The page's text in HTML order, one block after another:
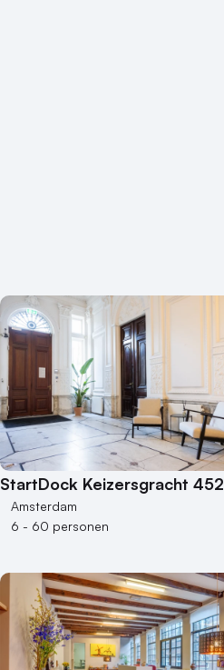
StartDock Keizersgracht 452
Amsterdam
6 - 60 personen